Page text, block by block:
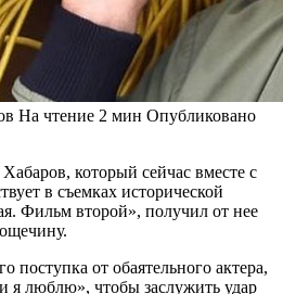
На чтение 2 мин Опубликовано
который сейчас вместе с
в съемках исторической
Фильм второй», получил от нее
поступка от обаятельного актера,
я люблю», чтобы заслужить удар